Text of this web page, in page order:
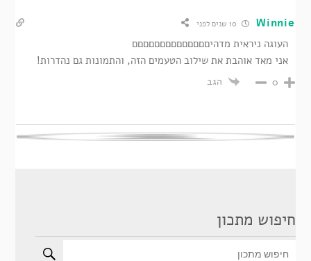
Winnie
העוגה ניראית מדהיםםםםםםםםםםםםםם
אני מאד אוהבת את שילוב הטעמים הזה, והתמונות גם נהדרות!
0 הגב
חיפוש מתכון